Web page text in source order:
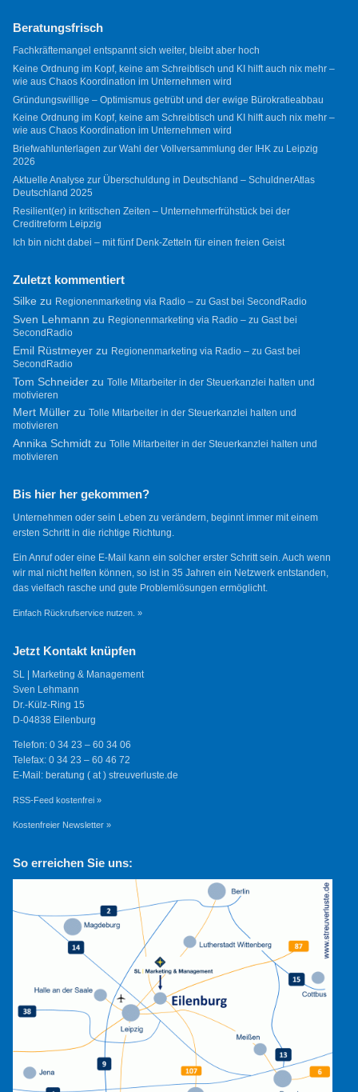
Beratungsfrisch
Fachkräftemangel entspannt sich weiter, bleibt aber hoch
Keine Ordnung im Kopf, keine am Schreibtisch und KI hilft auch nix mehr –
wie aus Chaos Koordination im Unternehmen wird
Gründungswillige – Optimismus getrübt und der ewige Bürokratieabbau
Keine Ordnung im Kopf, keine am Schreibtisch und KI hilft auch nix mehr –
wie aus Chaos Koordination im Unternehmen wird
Briefwahlunterlagen zur Wahl der Vollversammlung der IHK zu Leipzig
2026
Aktuelle Analyse zur Überschuldung in Deutschland – SchuldnerAtlas
Deutschland 2025
Resilient(er) in kritischen Zeiten – Unternehmerfrühstück bei der
Creditreform Leipzig
Ich bin nicht dabei – mit fünf Denk-Zetteln für einen freien Geist
Zuletzt kommentiert
Silkezu Regionenmarketing via Radio – zu Gast bei SecondRadio
Sven Lehmann zu Regionenmarketing via Radio – zu Gast bei
SecondRadio
Emil Rüstmeyerzu Regionenmarketing via Radio – zu Gast bei
SecondRadio
Tom Schneiderzu Tolle Mitarbeiter in der Steuerkanzlei halten und
motivieren
Mert Müllerzu Tolle Mitarbeiter in der Steuerkanzlei halten und
motivieren
Annika Schmidtzu Tolle Mitarbeiter in der Steuerkanzlei halten und
motivieren
Bis hier her gekommen?
Unternehmen oder sein Leben zu verändern, beginnt immer mit einem
ersten Schritt in die richtige Richtung.
Ein Anruf oder eine E-Mail kann ein solcher erster Schritt sein. Auch wenn
wir mal nicht helfen können, so ist in 35 Jahren ein Netzwerk entstanden,
das vielfach rasche und gute Problemlösungen ermöglicht.
Einfach Rückrufservice nutzen. »
Jetzt Kontakt knüpfen
SL | Marketing & Management
Sven Lehmann
Dr.-Külz-Ring 15
D-04838 Eilenburg
Telefon: 0 34 23 – 60 34 06
Telefax: 0 34 23 – 60 46 72
E-Mail: beratung ( at ) streuverluste.de
RSS-Feed kostenfrei »
Kostenfreier Newsletter »
So erreichen Sie uns: